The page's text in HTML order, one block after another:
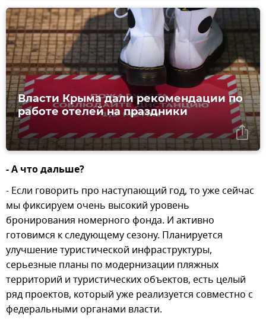
Власти Крыма дали рекомендации по
работе отелей на праздники
- А что дальше?
- Если говорить про наступающий год, то уже сейчас
мы фиксируем очень высокий уровень
бронирования номерного фонда. И активно
готовимся к следующему сезону. Планируется
улучшение туристической инфраструктуры,
серьезные планы по модернизации пляжных
территорий и туристических объектов, есть целый
ряд проектов, который уже реализуется совместно с
федеральными органами власти.